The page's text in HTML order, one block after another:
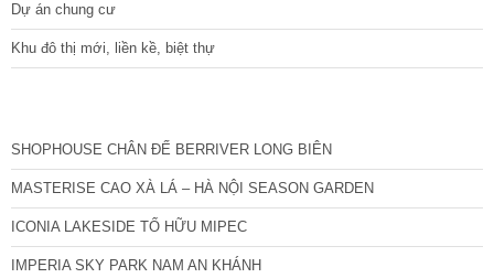
Dự án chung cư
Khu đô thị mới, liền kề, biệt thự
SHOPHOUSE CHÂN ĐẾ BERRIVER LONG BIÊN
MASTERISE CAO XÀ LÁ – HÀ NỘI SEASON GARDEN
ICONIA LAKESIDE TỐ HỮU MIPEC
IMPERIA SKY PARK NAM AN KHÁNH